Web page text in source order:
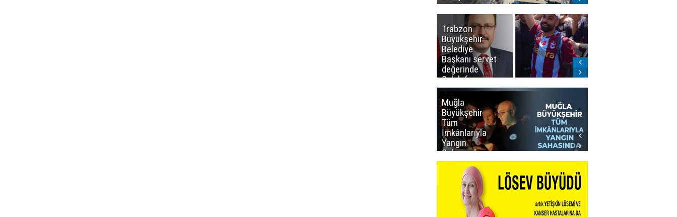
Trabzon
Büyükşehir
Belediye
Başkanı servet
değerinde
Salah forması
aldı
Muğla
Büyükşehir
Tüm
İmkânlarıyla
Yangın
Sahasında